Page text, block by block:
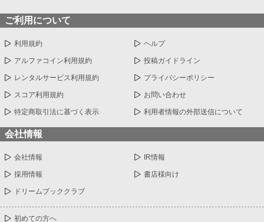
ご利用について
利用規約 ヘルプ
アルファコイン利用規約 投稿ガイドライン
レンタルサービス利用規約 プライバシーポリシー
スコア利用規約 お問い合わせ
特定商取引法に基づく表示 利用者情報の外部送信について
会社情報
会社情報 IR情報
採用情報 書店様向け
ドリームブッククラブ
初めての方へ